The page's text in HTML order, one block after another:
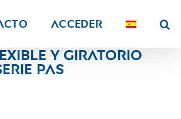
Acceder
y giratorio
Pas